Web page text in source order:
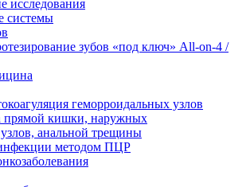
исследования
системы
зубов «под ключ» All-on-4 /
геморроидальных узлов
прямой кишки, наружных
анальной трещины
методом ПЦР